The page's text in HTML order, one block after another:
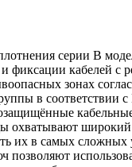
серии В
кабелей с
зонах
в соответствии
охватывают
их в самых